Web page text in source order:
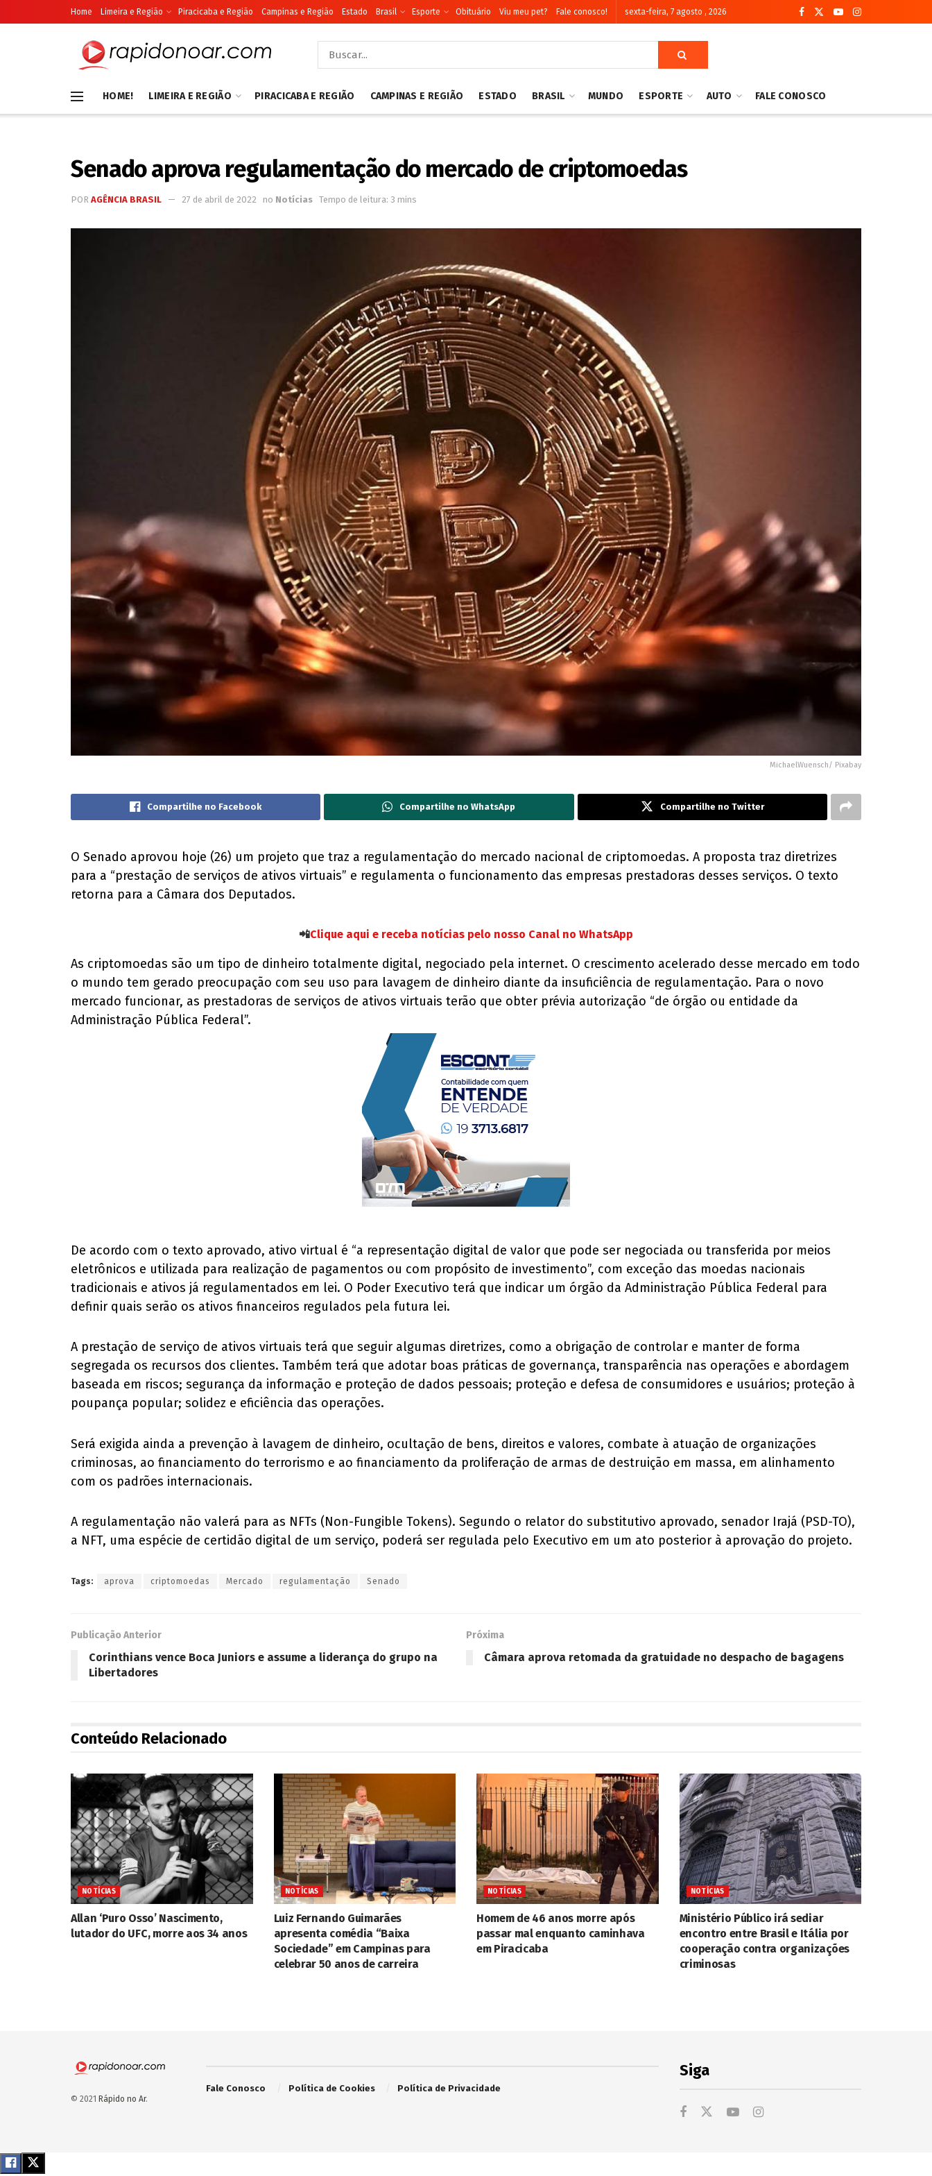
Home Limeira e Região Piracicaba e Região Campinas e Região Estado Brasil Esporte Obituário Viu meu pet? Fale conosco! sexta-feira, 7 agosto , 2026
HOME! LIMEIRA E REGIÃO PIRACICABA E REGIÃO CAMPINAS E REGIÃO ESTADO BRASIL MUNDO ESPORTE AUTO FALE CONOSCO
Senado aprova regulamentação do mercado de criptomoedas
POR AGÊNCIA BRASIL 27 de abril de 2022 no Notícias Tempo de leitura: 3 mins
MichaelWuensch/ Pixabay
Compartilhe no Facebook Compartilhe no WhatsApp Compartilhe no Twitter
O Senado aprovou hoje (26) um projeto que traz a regulamentação do mercado nacional de criptomoedas. A proposta traz diretrizes
para a “prestação de serviços de ativos virtuais” e regulamenta o funcionamento das empresas prestadoras desses serviços. O texto
retorna para a Câmara dos Deputados.
📲Clique aqui e receba notícias pelo nosso Canal no WhatsApp
As criptomoedas são um tipo de dinheiro totalmente digital, negociado pela internet. O crescimento acelerado desse mercado em todo
o mundo tem gerado preocupação com seu uso para lavagem de dinheiro diante da insuficiência de regulamentação. Para o novo
mercado funcionar, as prestadoras de serviços de ativos virtuais terão que obter prévia autorização “de órgão ou entidade da
Administração Pública Federal”.
De acordo com o texto aprovado, ativo virtual é “a representação digital de valor que pode ser negociada ou transferida por meios
eletrônicos e utilizada para realização de pagamentos ou com propósito de investimento”, com exceção das moedas nacionais
tradicionais e ativos já regulamentados em lei. O Poder Executivo terá que indicar um órgão da Administração Pública Federal para
definir quais serão os ativos financeiros regulados pela futura lei.
A prestação de serviço de ativos virtuais terá que seguir algumas diretrizes, como a obrigação de controlar e manter de forma
segregada os recursos dos clientes. Também terá que adotar boas práticas de governança, transparência nas operações e abordagem
baseada em riscos; segurança da informação e proteção de dados pessoais; proteção e defesa de consumidores e usuários; proteção à
poupança popular; solidez e eficiência das operações.
Será exigida ainda a prevenção à lavagem de dinheiro, ocultação de bens, direitos e valores, combate à atuação de organizações
criminosas, ao financiamento do terrorismo e ao financiamento da proliferação de armas de destruição em massa, em alinhamento
com os padrões internacionais.
A regulamentação não valerá para as NFTs (Non-Fungible Tokens). Segundo o relator do substitutivo aprovado, senador Irajá (PSD-TO),
a NFT, uma espécie de certidão digital de um serviço, poderá ser regulada pelo Executivo em um ato posterior à aprovação do projeto.
Tags: aprova criptomoedas Mercado regulamentação Senado
Publicação Anterior
Corinthians vence Boca Juniors e assume a liderança do grupo na
Libertadores
Próxima
Câmara aprova retomada da gratuidade no despacho de bagagens
Conteúdo Relacionado
NOTÍCIAS
Allan ‘Puro Osso’ Nascimento,
lutador do UFC, morre aos 34 anos
NOTÍCIAS
Luiz Fernando Guimarães
apresenta comédia “Baixa
Sociedade” em Campinas para
celebrar 50 anos de carreira
NOTÍCIAS
Homem de 46 anos morre após
passar mal enquanto caminhava
em Piracicaba
NOTÍCIAS
Ministério Público irá sediar
encontro entre Brasil e Itália por
cooperação contra organizações
criminosas
© 2021 Rápido no Ar.
Fale Conosco Política de Cookies Política de Privacidade
Siga